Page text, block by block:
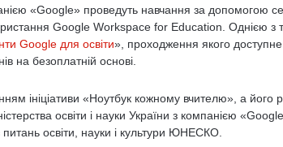
«Google» проведуть навчання за допомогою
Google Workspace for Education. Однією з
Google для освіти», проходження якого
на безоплатній основі.
ініціативи «Ноутбук кожному вчителю», а його
освіти і науки України з компанією
освіти, науки і культури ЮНЕСКО.